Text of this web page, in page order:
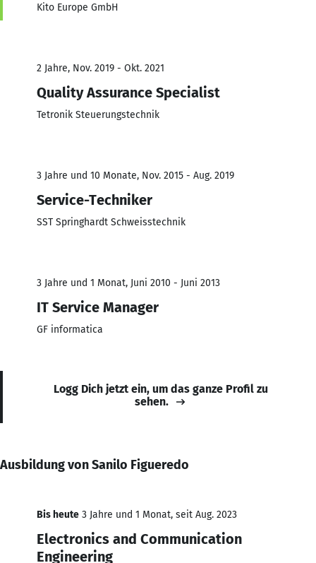
Kito Europe GmbH
2 Jahre, Nov. 2019 - Okt. 2021
Quality Assurance Specialist
Tetronik Steuerungstechnik
3 Jahre und 10 Monate, Nov. 2015 - Aug. 2019
Service-Techniker
SST Springhardt Schweisstechnik
3 Jahre und 1 Monat, Juni 2010 - Juni 2013
IT Service Manager
GF informatica
Logg Dich jetzt ein, um das ganze Profil zu
sehen.
Ausbildung von Sanilo Figueredo
Bis heute 3 Jahre und 1 Monat, seit Aug. 2023
Electronics and Communication
Engineering